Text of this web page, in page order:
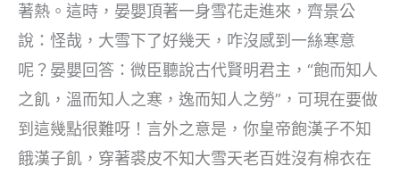
著熱。這時，晏嬰頂著一身雪花走進來，齊景公
說：怪哉，大雪下了好幾天，咋沒感到一絲寒意
呢？晏嬰回答：微臣聽說古代賢明君主，“飽而知人
之飢，溫而知人之寒，逸而知人之勞”，可現在要做
到這幾點很難呀！言外之意是，你皇帝飽漢子不知
餓漢子飢，穿著裘皮不知大雪天老百姓沒有棉衣在